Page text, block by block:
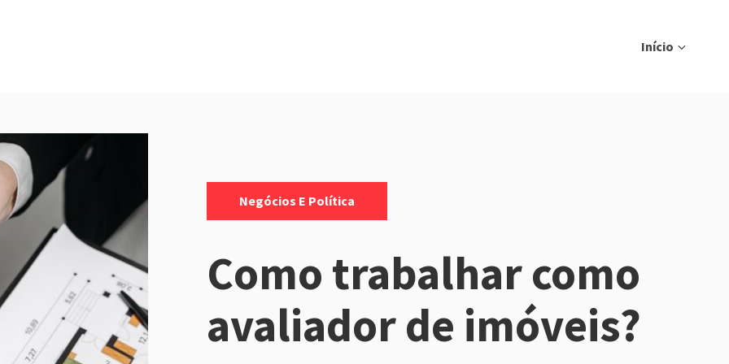
Início
Categorias:
Negócios E Política
Como trabalhar como
avaliador de imóveis?